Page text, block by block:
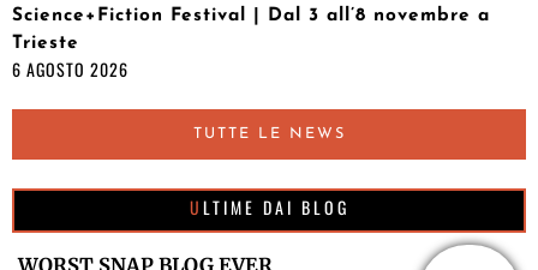
Science+Fiction Festival | Dal 3 all’8 novembre a
Trieste
6 AGOSTO 2026
TUTTE LE NEWS
ULTIME DAI BLOG